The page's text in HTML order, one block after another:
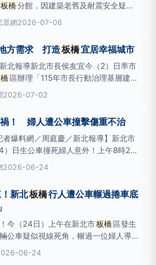
板橋分館，因建築老舊及耐震安全疑
啟動拆除重建工程。市長侯友宜主持開
板橋
公共服務功能，打造兼具閱讀、照護與
眾網2026-07-06
方需求 打造板橋宜居幸福城市
北報導新北市長侯友宜今（2）日率市
區辦理「115年市長行動治理基層建設
察地方建設成果，並與地方民意代表、
地方建設成果與未來發展方向。首站前
設施建置，提升基地保水與滯洪能力，
2026-07-02
！ 婦人遭公車撞擊傷重不治
者爆料網／周庭慶／新北報導】新北市
）日生公車撞死婦人意外！上午8時24
局獲報
人受困於車底，8時45分脫困OHCA，
出送醫傷重不治。翻攝畫面板橋分
2026-06-24
新北板橋行人遭公車輾過捲車底
今（24日）上午在新北市板橋區發生
公車疑似視線死角，輾過一位婦人導致
生命跡象，搶救後仍宣告不治。車禍現
提供）
06-24